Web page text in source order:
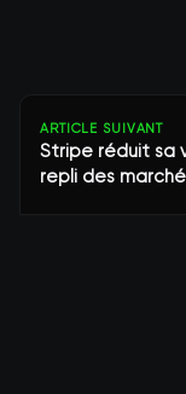
ARTICLE SUIVANT
Stripe réduit sa
repli des